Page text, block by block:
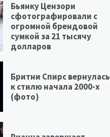
Бьянку Цензори
сфотографировали с
огромной брендовой
сумкой за 21 тысячу
долларов
Бритни Спирс вернулась
к стилю начала 2000-х
(фото)